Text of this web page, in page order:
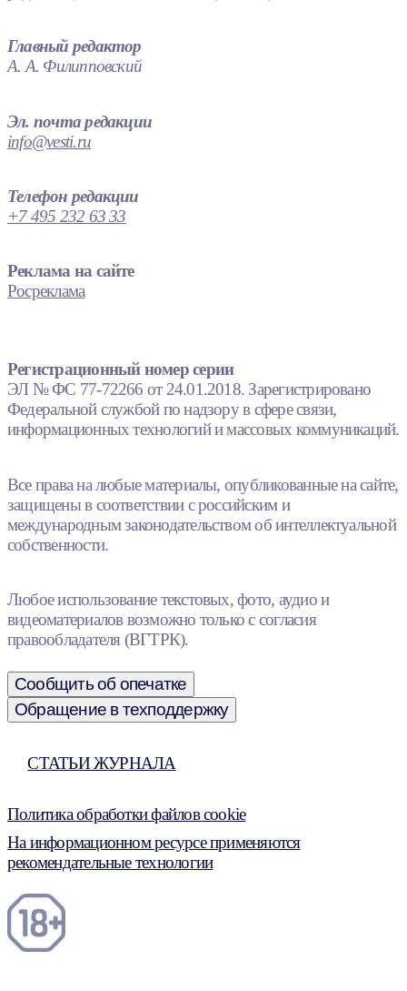
Главный редактор
А. А. Филипповский
Эл. почта редакции
info@vesti.ru
Телефон редакции
+7 495 232 63 33
Реклама на сайте
Росреклама
Регистрационный номер серии
ЭЛ № ФС 77-72266 от 24.01.2018. Зарегистрировано
Федеральной службой по надзору в сфере связи,
информационных технологий и массовых коммуникаций.
Все права на любые материалы, опубликованные на сайте,
защищены в соответствии с российским и
международным законодательством об интеллектуальной
собственности.
Любое использование текстовых, фото, аудио и
видеоматериалов возможно только с согласия
правообладателя (ВГТРК).
Сообщить об опечатке
Обращение в техподдержку
СТАТЬИ ЖУРНАЛА
Политика обработки файлов cookie
На информационном ресурсе применяются
рекомендательные технологии